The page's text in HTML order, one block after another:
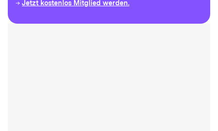
→ Jetzt kostenlos Mitglied werden.